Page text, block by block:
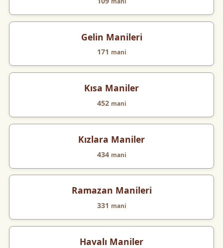
Gelin Manileri
171 mani
Kısa Maniler
452 mani
Kızlara Maniler
434 mani
Ramazan Manileri
331 mani
Havalı Maniler